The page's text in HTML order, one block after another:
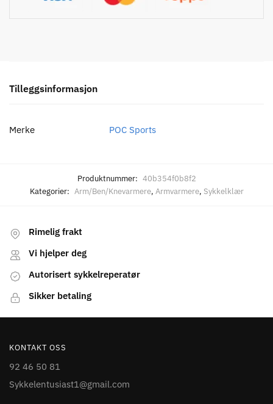
Tilleggsinformasjon
Merke POC Sports
Produktnummer: 40b354f0b8f2
Kategorier: Arm/Ben/Knevarmere, Armvarmere, Sykkelklær
Rimelig frakt
Vi hjelper deg
Autorisert sykkelreperatør
Sikker betaling
KONTAKT OSS
92 46 50 81
Sykkelentusiast1@gmail.com